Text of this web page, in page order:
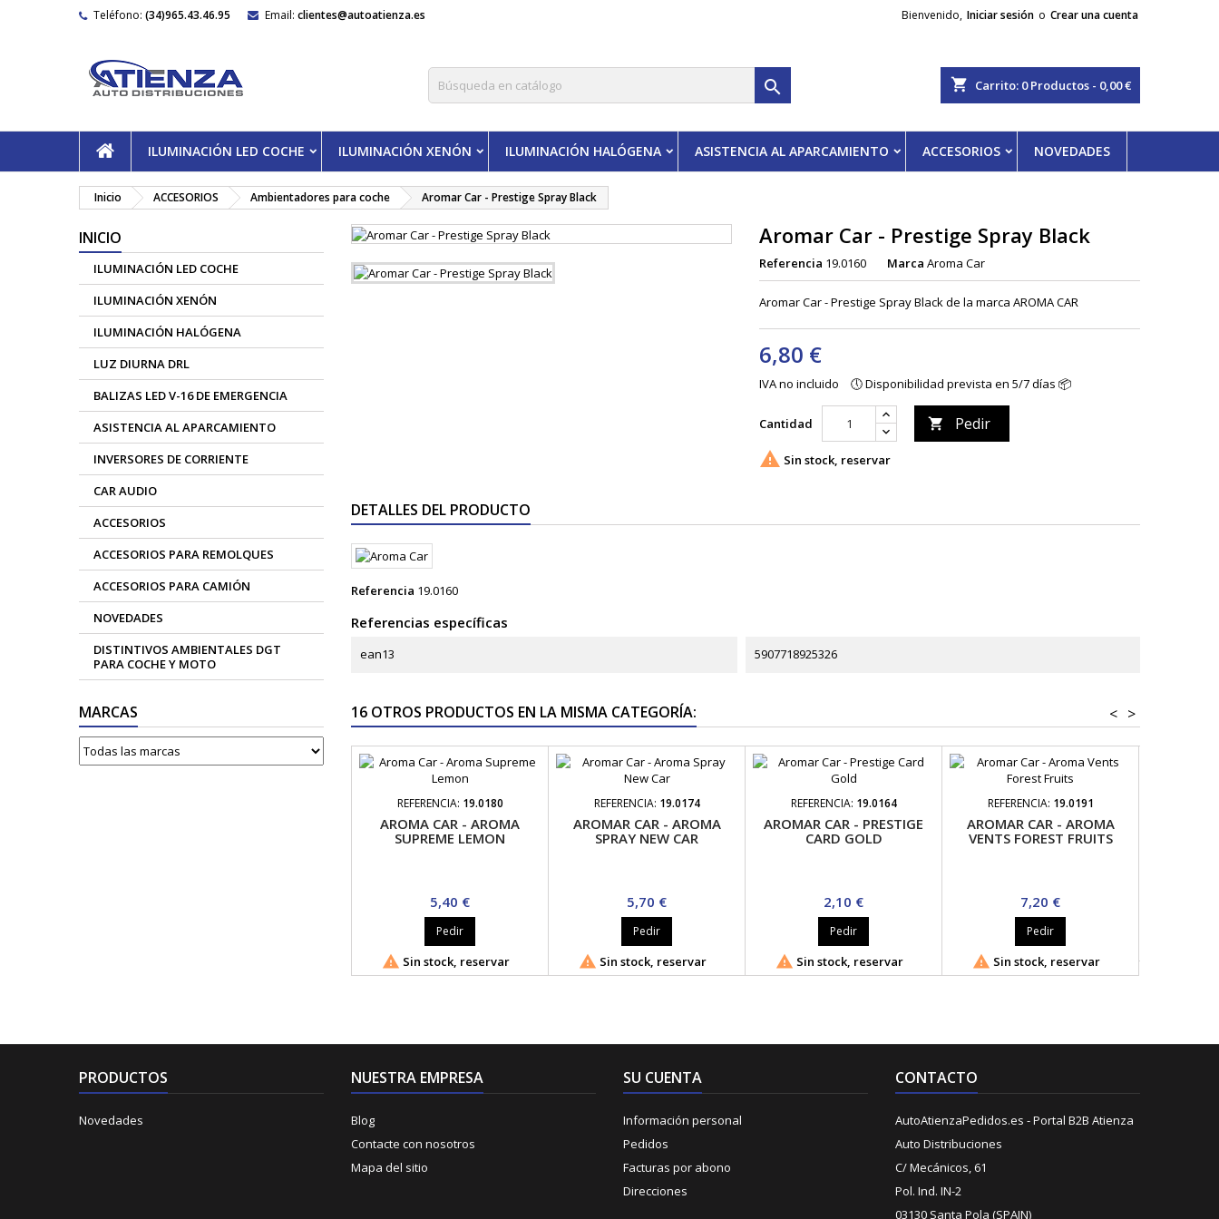
Teléfono: (34)965.43.46.95 Email: clientes@autoatienza.es Bienvenido, Iniciar sesión o Crear una cuenta
shopping_cart Carrito: 0Productos - 0,00 €

ILUMINACIÓN LED COCHE ILUMINACIÓN XENÓN ILUMINACIÓN HALÓGENA ASISTENCIA AL APARCAMIENTO ACCESORIOS NOVEDADES
Inicio ACCESORIOS Ambientadores para coche Aromar Car - Prestige Spray Black
INICIO
ILUMINACIÓN LED COCHE
ILUMINACIÓN XENÓN
ILUMINACIÓN HALÓGENA
LUZ DIURNA DRL
BALIZAS LED V-16 DE EMERGENCIA
ASISTENCIA AL APARCAMIENTO
INVERSORES DE CORRIENTE
CAR AUDIO
ACCESORIOS
ACCESORIOS PARA REMOLQUES
ACCESORIOS PARA CAMIÓN
NOVEDADES
DISTINTIVOS AMBIENTALES DGT
PARA COCHE Y MOTO
MARCAS
Aromar Car - Prestige Spray Black
Referencia 19.0160 Marca Aroma Car
Aromar Car - Prestige Spray Black de la marca AROMA CAR
6,80 €
IVA no incluido 🕔 Disponibilidad prevista en 5/7 días 📦
Cantidad  Pedir
 Sin stock, reservar
DETALLES DEL PRODUCTO
Referencia 19.0160
Referencias específicas
ean13 5907718925326
16 OTROS PRODUCTOS EN LA MISMA CATEGORÍA: >
<
REFERENCIA: 19.0180
AROMA CAR - AROMA
SUPREME LEMON
Precio
5,40 €
Pedir
 Sin stock, reservar
REFERENCIA: 19.0174
AROMAR CAR - AROMA
SPRAY NEW CAR
Precio
5,70 €
Pedir
 Sin stock, reservar
REFERENCIA: 19.0164
AROMAR CAR - PRESTIGE
CARD GOLD
Precio
2,10 €
Pedir
 Sin stock, reservar
REFERENCIA: 19.0191
AROMAR CAR - AROMA
VENTS FOREST FRUITS
Precio
7,20 €
Pedir
 Sin stock, reservar
PRODUCTOS
Novedades
NUESTRA EMPRESA
Blog
Contacte con nosotros
Mapa del sitio
SU CUENTA
Información personal
Pedidos
Facturas por abono
Direcciones
CONTACTO
AutoAtienzaPedidos.es - Portal B2B Atienza
Auto Distribuciones
C/ Mecánicos, 61
Pol. Ind. IN-2
03130 Santa Pola (SPAIN)